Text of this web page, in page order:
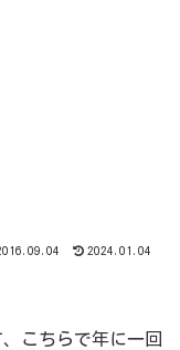
2024.01.04
こちらで年に一回